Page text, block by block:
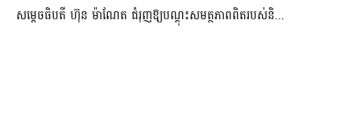
សម្តេចធិបតី ហ៊ុន ម៉ាណែត ជំរុញឱ្យបណ្តុះសមត្ថភាពពិតរបស់និ...